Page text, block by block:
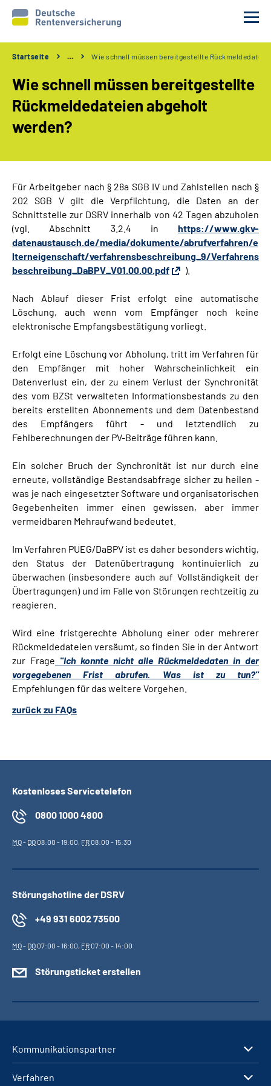
Unsere Verfahren
Services
Erweiterte Suche
Gebärdensprache
Leichte Sprache
Startseite … Wie schnell müssen bereitgestellte
Wie schnell müssen bereitgestellte
Rückmeldedateien abgeholt
werden?
Für Arbeitgeber nach § 28a SGB IV und Zahlstellen nach §
202 SGB V gilt die Verpflichtung, die Daten an der
Schnittstelle zur DSRV innerhalb von 42 Tagen abzuholen
(vgl. Abschnitt 3.2.4 in https://www.gkv-
datenaustausch.de/media/dokumente/abrufverfahren/e
lterneigenschaft/verfahrensbeschreibung_9/Verfahrens
beschreibung_DaBPV_V01.00.00.pdf
).
Nach Ablauf dieser Frist erfolgt eine automatische
Löschung, auch wenn vom Empfänger noch keine
elektronische Empfangsbestätigung vorliegt.
Erfolgt eine Löschung vor Abholung, tritt im Verfahren für
den Empfänger mit hoher Wahrscheinlichkeit ein
Datenverlust ein, der zu einem Verlust der Synchronität
des vom BZSt verwalteten Informationsbestands zu den
bereits erstellten Abonnements und dem Datenbestand
des Empfängers führt - und letztendlich zu
Fehlberechnungen der PV-Beiträge führen kann.
Ein solcher Bruch der Synchronität ist nur durch eine
erneute, vollständige Bestandsabfrage sicher zu heilen -
was je nach eingesetzter Software und organisatorischen
Gegebenheiten immer einen gewissen, aber immer
vermeidbaren Mehraufwand bedeutet.
Im Verfahren PUEG/DaBPV ist es daher besonders wichtig,
den Status der Datenübertragung kontinuierlich zu
überwachen (insbesondere auch auf Vollständigkeit der
Übertragungen) und im Falle von Störungen rechtzeitig zu
reagieren.
Wird eine fristgerechte Abholung einer oder mehrerer
Rückmeldedateien versäumt, so finden Sie in der Antwort
zur Frage "Ich konnte nicht alle Rückmeldedaten in der
vorgegebenen Frist abrufen. Was ist zu tun?"
Empfehlungen für das weitere Vorgehen.
zurück zu FAQs
Kostenloses Servicetelefon
0800 1000 4800
MO- DO08:00 - 19:00, FR08:00 - 15:30
Störungshotline der DSRV
+49 931 6002 73500
MO- DO07:00 - 16:00, FR07:00 - 14:00
Störungsticket erstellen
Kommunikationspartner
Verfahren